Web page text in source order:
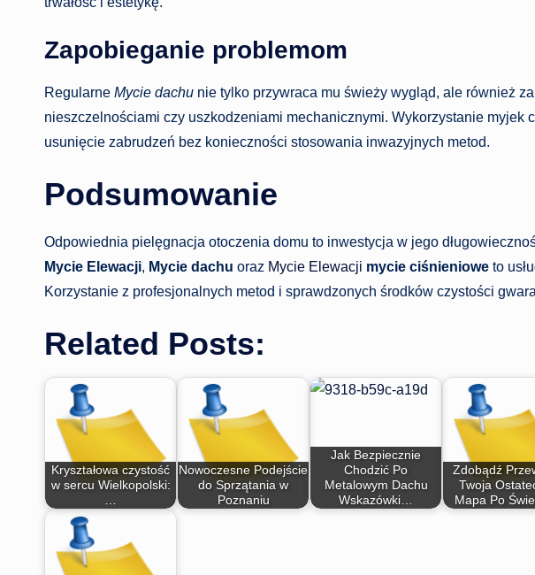
Zapobieganie problemom
Regularne Mycie dachu nie tylko przywraca mu świeży wygląd, ale również
nieszczelnościami czy uszkodzeniami mechanicznymi. Wykorzystanie myjek
usunięcie zabrudzeń bez konieczności stosowania inwazyjnych metod.
Podsumowanie
Odpowiednia pielęgnacja otoczenia domu to inwestycja w jego
Mycie Elewacji, Mycie dachu oraz Mycie Elewacji mycie ciśnieniowe to
Korzystanie z profesjonalnych metod i sprawdzonych środków czystości
Related Posts:
Kryształowa czystość
w sercu Wielkopolski:
Nowoczesne Podejście
do Sprzątania w
Poznaniu
Jak Bezpiecznie
Chodzić Po
Metalowym Dachu
Wskazówki…
Zdobądź
Twoja
Mapa Po